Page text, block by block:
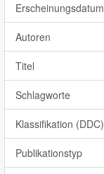
Erscheinungsdatum
Autoren
Titel
Schlagworte
Klassifikation (DDC)
Publikationstyp